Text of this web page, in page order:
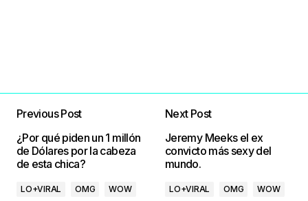
Previous Post
¿Por qué piden un 1 millón
de Dólares por la cabeza
de esta chica?
LO+VIRAL OMG
WOW
Next Post
Jeremy Meeks el ex
convicto más sexy del
mundo.
LO+VIRAL OMG
WOW